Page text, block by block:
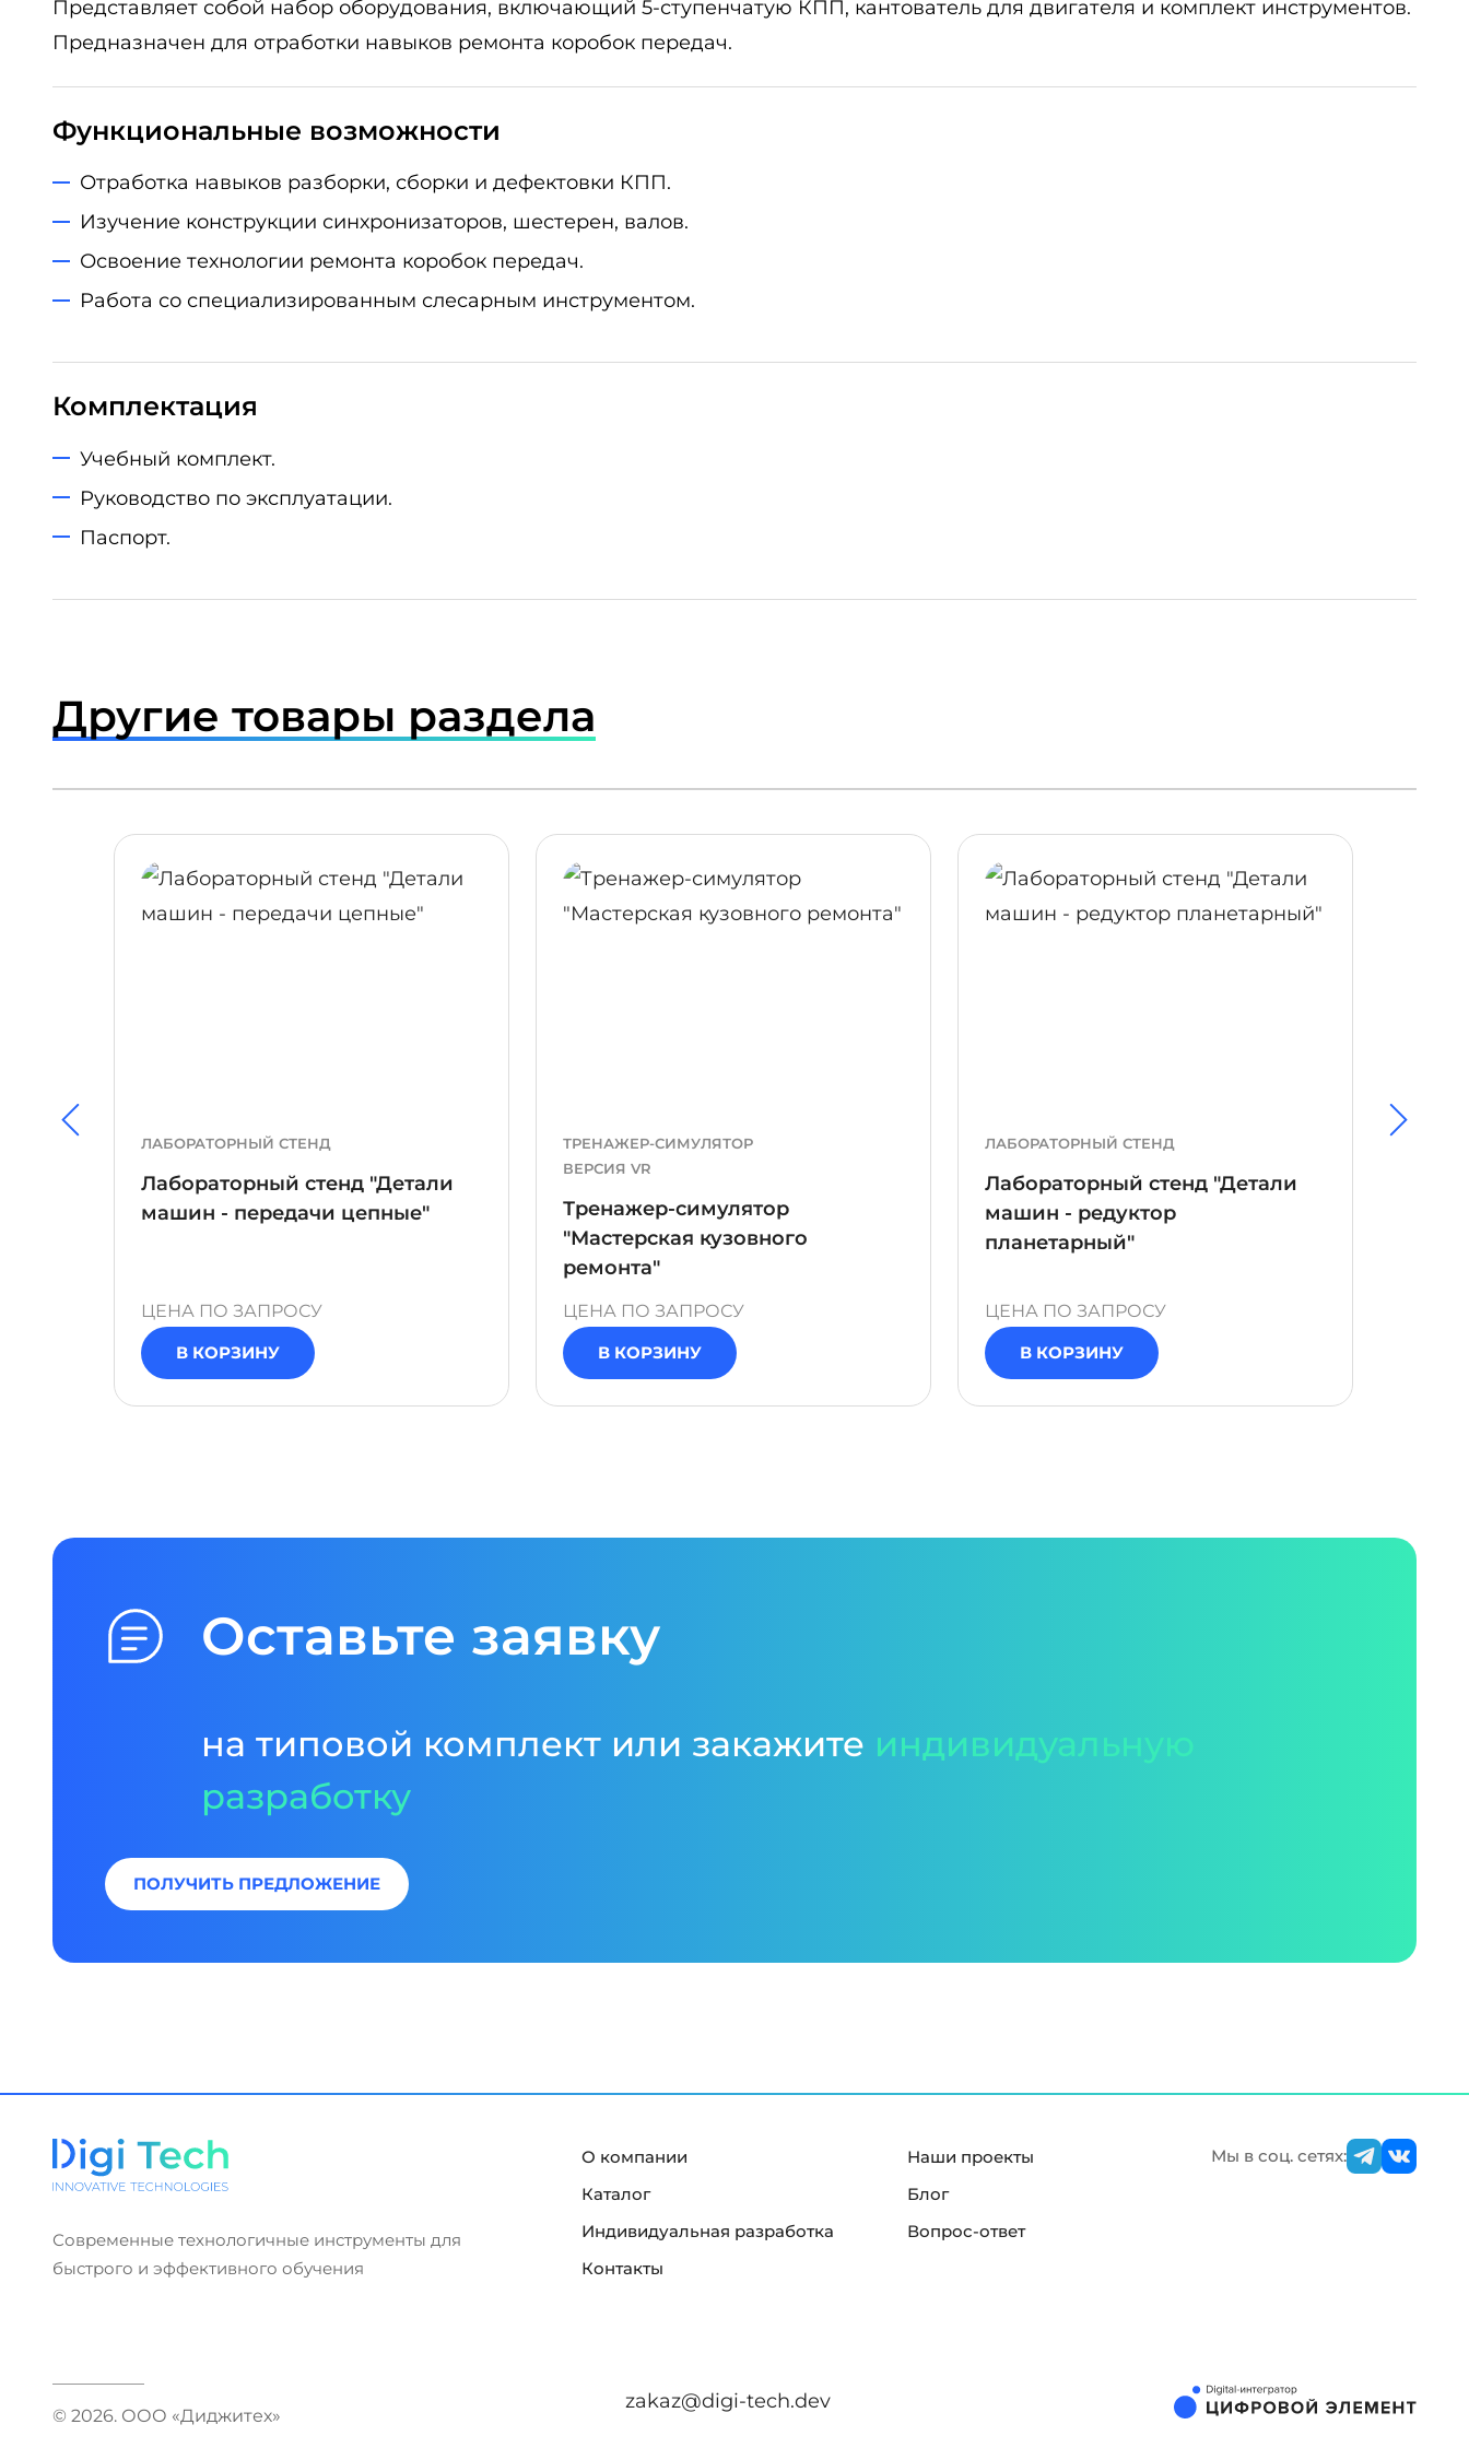
Представляет собой набор оборудования, включающий 5-ступенчатую КПП, кантователь для двигателя и комплект инструментов.
Предназначен для отработки навыков ремонта коробок передач.
Функциональные возможности
Отработка навыков разборки, сборки и дефектовки КПП.
Изучение конструкции синхронизаторов, шестерен, валов.
Освоение технологии ремонта коробок передач.
Работа со специализированным слесарным инструментом.
Комплектация
Учебный комплект.
Руководство по эксплуатации.
Паспорт.
Другие товары раздела
ЛАБОРАТОРНЫЙ СТЕНД
Лабораторный стенд "Детали
машин - передачи цепные"
ЦЕНА ПО ЗАПРОСУ
В КОРЗИНУ
ПОДРОБНЕЕ
ТРЕНАЖЕР-СИМУЛЯТОР
ВЕРСИЯ VR
Тренажер-симулятор
"Мастерская кузовного
ремонта"
ЦЕНА ПО ЗАПРОСУ
В КОРЗИНУ
ПОДРОБНЕЕ
ЛАБОРАТОРНЫЙ СТЕНД
Лабораторный стенд "Детали
машин - редуктор
планетарный"
ЦЕНА ПО ЗАПРОСУ
В КОРЗИНУ
ПОДРОБНЕЕ
Оставьте заявку
на типовой комплект или закажите индивидуальную
разработку
ПОЛУЧИТЬ ПРЕДЛОЖЕНИЕ
Современные технологичные инструменты для
быстрого и эффективного обучения
О компании
Наши проекты
Каталог
Блог
Индивидуальная разработка
Вопрос-ответ
Контакты
Мы в соц. сетях:
© 2026. ООО «Диджитех»
zakaz@digi-tech.dev